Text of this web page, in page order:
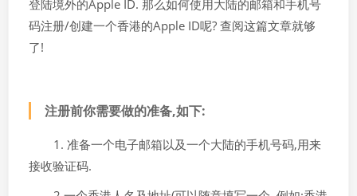
登陆境外的Apple ID. 那么如何使用大陆的邮箱和手机号
码注册/创建一个香港的Apple ID呢? 查阅这篇文章就够
了!
注册前你需要做的准备,如下:
1. 准备一个电子邮箱以及一个大陆的手机号码,用来
接收验证码.